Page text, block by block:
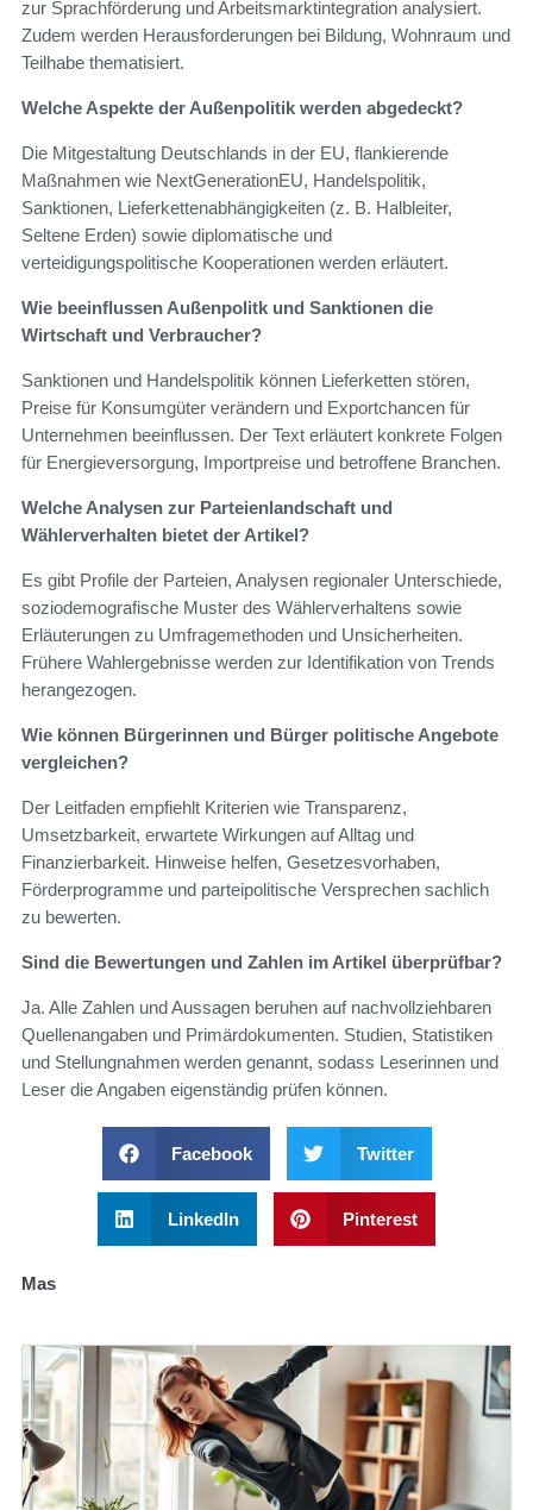
zur Sprachförderung und Arbeitsmarktintegration analysiert.
Zudem werden Herausforderungen bei Bildung, Wohnraum und
Teilhabe thematisiert.
Welche Aspekte der Außenpolitik werden abgedeckt?
Die Mitgestaltung Deutschlands in der EU, flankierende
Maßnahmen wie NextGenerationEU, Handelspolitik,
Sanktionen, Lieferkettenabhängigkeiten (z. B. Halbleiter,
Seltene Erden) sowie diplomatische und
verteidigungspolitische Kooperationen werden erläutert.
Wie beeinflussen Außenpolitk und Sanktionen die
Wirtschaft und Verbraucher?
Sanktionen und Handelspolitik können Lieferketten stören,
Preise für Konsumgüter verändern und Exportchancen für
Unternehmen beeinflussen. Der Text erläutert konkrete Folgen
für Energieversorgung, Importpreise und betroffene Branchen.
Welche Analysen zur Parteienlandschaft und
Wählerverhalten bietet der Artikel?
Es gibt Profile der Parteien, Analysen regionaler Unterschiede,
soziodemografische Muster des Wählerverhaltens sowie
Erläuterungen zu Umfragemethoden und Unsicherheiten.
Frühere Wahlergebnisse werden zur Identifikation von Trends
herangezogen.
Wie können Bürgerinnen und Bürger politische Angebote
vergleichen?
Der Leitfaden empfiehlt Kriterien wie Transparenz,
Umsetzbarkeit, erwartete Wirkungen auf Alltag und
Finanzierbarkeit. Hinweise helfen, Gesetzesvorhaben,
Förderprogramme und parteipolitische Versprechen sachlich
zu bewerten.
Sind die Bewertungen und Zahlen im Artikel überprüfbar?
Ja. Alle Zahlen und Aussagen beruhen auf nachvollziehbaren
Quellenangaben und Primärdokumenten. Studien, Statistiken
und Stellungnahmen werden genannt, sodass Leserinnen und
Leser die Angaben eigenständig prüfen können.
Facebook Twitter
LinkedIn Pinterest
Mas